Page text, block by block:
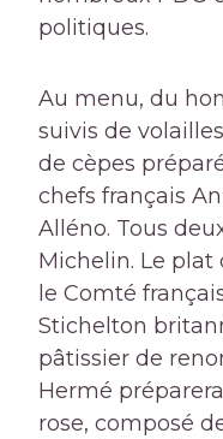
politiques.
Au menu, du
suivis de
de cèpes
chefs français
Alléno. Tous
Michelin. Le
le Comté
Stichelton
pâtissier de
Hermé
rose, composé